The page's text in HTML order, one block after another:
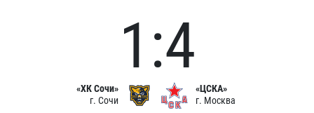
«ХК Сочи»
г. Сочи
1:4
«ЦСКА»
г. Москва